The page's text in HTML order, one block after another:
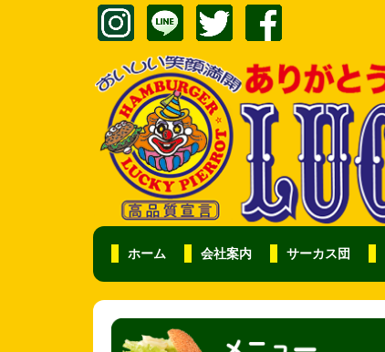
ホーム 会社案内 サーカス団